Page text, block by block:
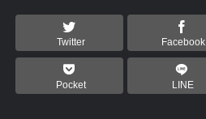
Twitter Facebook
Pocket LINE